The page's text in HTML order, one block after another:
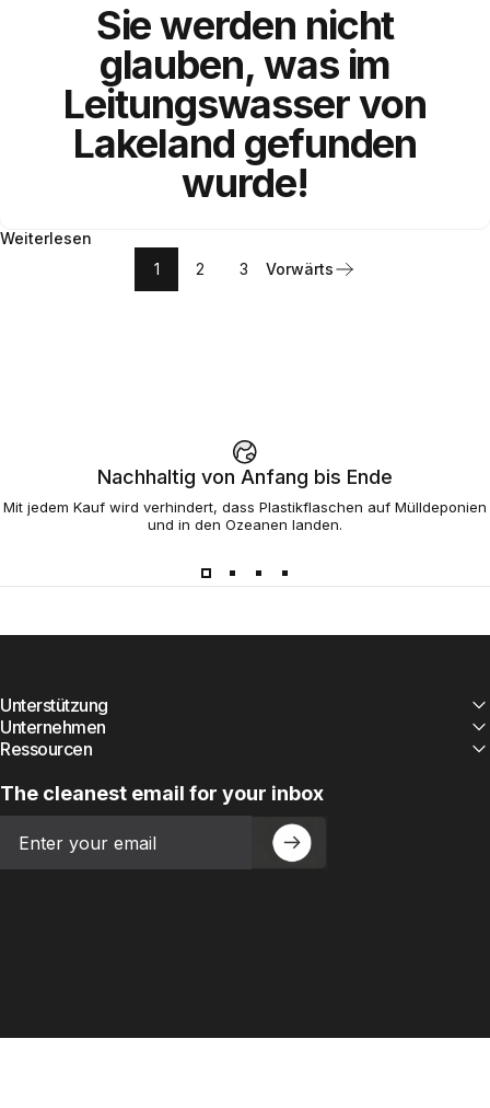
Sie werden nicht
glauben, was im
Leitungswasser von
Lakeland gefunden
wurde!
Weiterlesen
1
2 3 Vorwärts
Nachhaltig von Anfang bis Ende
Mit jedem Kauf wird verhindert, dass Plastikflaschen auf Mülldeponien
und in den Ozeanen landen.
Unterstützung
Unternehmen
Ressourcen
The cleanest email for your inbox